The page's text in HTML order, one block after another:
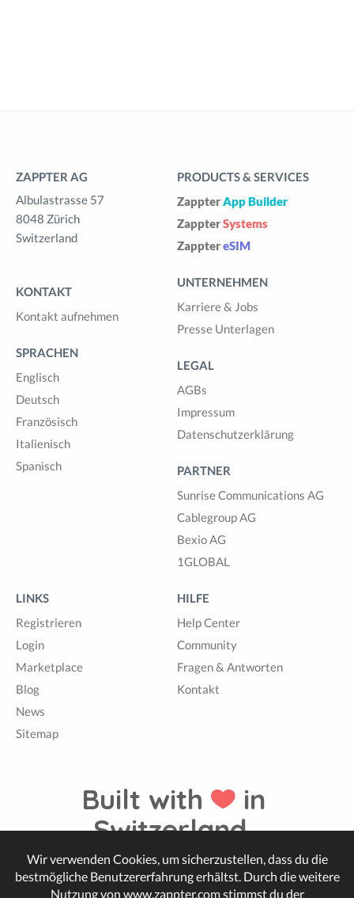
ZAPPTER AG
Albulastrasse 57
8048 Zürich
Switzerland
KONTAKT
Kontakt aufnehmen
SPRACHEN
Englisch
Deutsch
Französisch
Italienisch
Spanisch
PRODUCTS & SERVICES
ZappterApp Builder
ZappterSystems
ZapptereSIM
UNTERNEHMEN
Karriere & Jobs
Presse Unterlagen
LEGAL
AGBs
Impressum
Datenschutzerklärung
PARTNER
Sunrise Communications AG
Cablegroup AG
Bexio AG
1GLOBAL
LINKS
Registrieren
Login
Marketplace
Blog
News
Sitemap
HILFE
Help Center
Community
Fragen & Antworten
Kontakt
Built with
in
Switzerland.
© Zappter
Wir verwenden Cookies, um sicherzustellen, dass du die
bestmögliche Benutzererfahrung erhältst. Durch die weitere
Nutzung von www.zappter.com stimmst du der